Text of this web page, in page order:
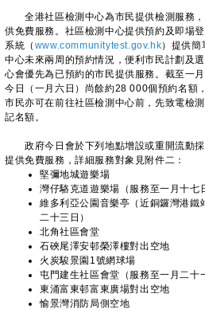
全港社區檢測中心為市民提供檢測服務，
供免費服務。社區檢測中心提供預約及即場
系統（ www.communitytest.gov.hk）提供簡
中心未來兩周的預約情況，便利市民計劃及
心會優先為已預約的市民提供服務。截至一
今日（一月六日）尚餘約28 000個預約名額
市民亦可在前往社區檢測中心前，先致電檢
記名額。
政府今日會於下列地點增設或重開流動採
提供免費服務，詳細服務對象見附件二：
堅彌地城遊樂場
灣仔駱克道遊樂場（服務至一月十七
維多利亞公園音樂亭（近銅鑼灣港鐵
二十三日）
北角社區會堂
石硤尾澤安邨榮澤樓對出空地
火炭駿景園1號網球場
屯門建生社區會堂（服務至一月二十
東涌富東邨富東廣場對出空地
愉景灣消防局側空地